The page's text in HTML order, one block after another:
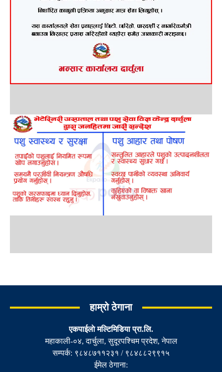
हाम्रो ठेगाना
एकपाईलाे मल्टिमिडिया प्रा.लि.
महाकाली-०४, दार्चुला, सुदूरपश्चिम प्रदेश, नेपाल
सम्पर्क: ९८४८७११२३१ / ९८४८८२९९१५
ईमेल ठेगाना: